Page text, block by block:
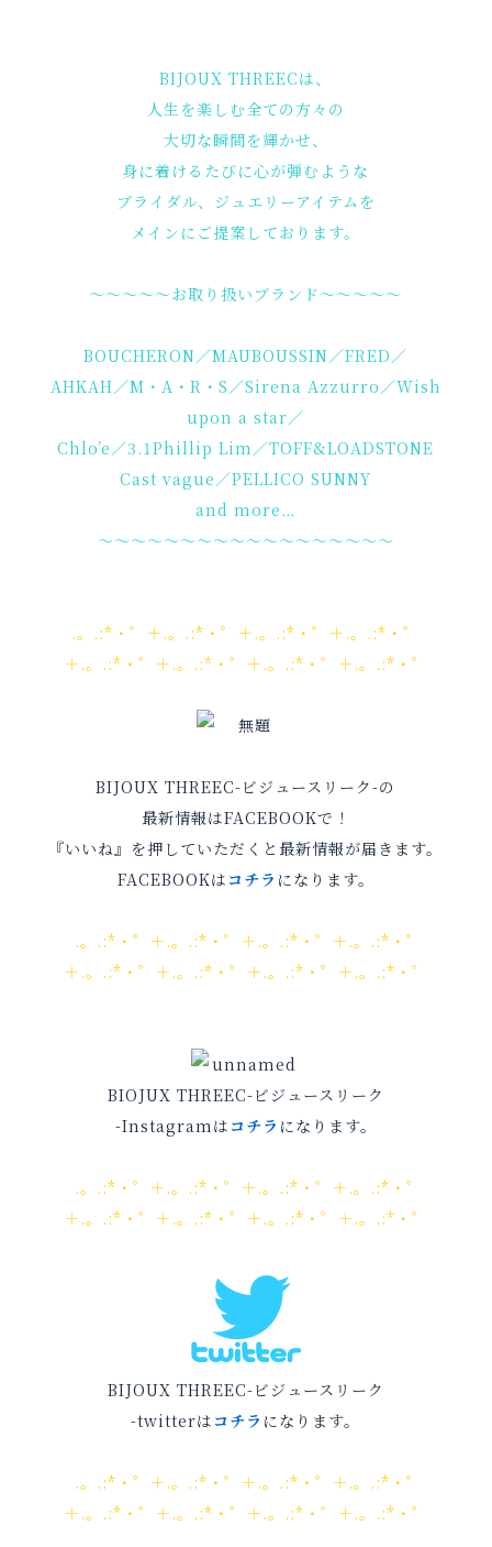
BIJOUX THREECは、
人生を楽しむ全ての方々の
大切な瞬間を輝かせ、
身に着けるたびに心が弾むような
ブライダル、ジュエリーアイテムを
メインにご提案しております。
～～～～～お取り扱いブランド～～～～～
BOUCHERON／MAUBOUSSIN／FRED／
AHKAH／M・A・R・S／Sirena Azzurro／Wish
upon a star／
Chlo’e／3.1Phillip Lim／TOFF&LOADSTONE
Cast vague／PELLICO SUNNY
and more…
～～～～～～～～～～～～～～～～～～
.。.:*・゜＋.。.:*・゜＋.。.:*・゜＋.。.:*・゜
＋.。.:*・゜＋.。.:*・゜＋.。.:*・゜＋.。.:*・゜
BIJOUX THREEC-ビジュースリーク-の
最新情報はFACEBOOKで！
『いいね』を押していただくと最新情報が届きます。
FACEBOOKは コチラ になります。
.。.:*・゜＋.。.:*・゜＋.。.:*・゜＋.。.:*・゜
＋.。.:*・゜＋.。.:*・゜＋.。.:*・゜＋.。.:*・゜
BIOJUX THREEC-ビジュースリーク
-Instagramは コチラ になります。
.。.:*・゜＋.。.:*・゜＋.。.:*・゜＋.。.:*・゜
＋.。.:*・゜＋.。.:*・゜＋.。.:*・゜＋.。.:*・゜
BIJOUX THREEC-ビジュースリーク
-twitterは コチラ になります。
.。.:*・゜＋.。.:*・゜＋.。.:*・゜＋.。.:*・゜
＋.。.:*・゜＋.。.:*・゜＋.。.:*・゜＋.。.:*・゜